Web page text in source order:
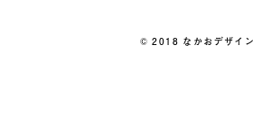
© 2018 なかおデザイ